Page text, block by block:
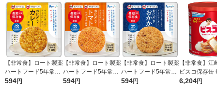
【非常食】ロート製薬
ハートフード5年常温
保存 おにぎり カレー
594円
【非常食】ロート製薬
ハートフード5年常温
保存おにぎり トマト
594円
【非常食】ロート製薬
ハートフード5年常温
保存おにぎり おかか
594円
【非常食】江
ビスコ保存缶
2 1セット(1
6,204円